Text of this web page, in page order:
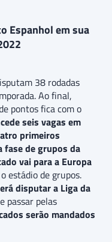
Espanhol em sua
38 rodadas
Ao final,
pontos fica com o
seis vagas em
primeiros
fase de grupos da
vai para a Europa
estádio de grupos.
disputar a Liga da
passar pelas
serão mandados